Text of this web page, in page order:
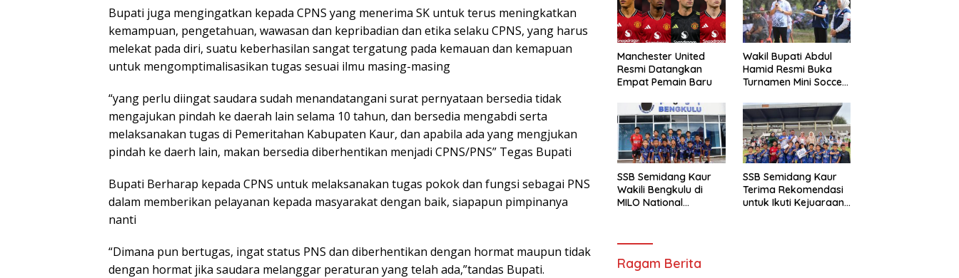
Bupati juga mengingatkan kepada CPNS yang menerima SK untuk terus meningkatkan
kemampuan, pengetahuan, wawasan dan kepribadian dan etika selaku CPNS, yang harus
melekat pada diri, suatu keberhasilan sangat tergatung pada kemauan dan kemapuan
untuk mengomptimalisasikan tugas sesuai ilmu masing-masing
“yang perlu diingat saudara sudah menandatangani surat pernyataan bersedia tidak
mengajukan pindah ke daerah lain selama 10 tahun, dan bersedia mengabdi serta
melaksanakan tugas di Pemeritahan Kabupaten Kaur, dan apabila ada yang mengjukan
pindah ke daerh lain, makan bersedia diberhentikan menjadi CPNS/PNS” Tegas Bupati
Bupati Berharap kepada CPNS untuk melaksanakan tugas pokok dan fungsi sebagai PNS
dalam memberikan pelayanan kepada masyarakat dengan baik, siapapun pimpinanya
nanti
“Dimana pun bertugas, ingat status PNS dan diberhentikan dengan hormat maupun tidak
dengan hormat jika saudara melanggar peraturan yang telah ada,”tandas Bupati.
Manchester United
Resmi Datangkan
Empat Pemain Baru
Wakil Bupati Abdul
Hamid Resmi Buka
Turnamen Mini Soccer
SSB Semidang Kaur
Wakili Bengkulu di
MILO National
SSB Semidang Kaur
Terima Rekomendasi
untuk Ikuti Kejuaraan
Ragam Berita